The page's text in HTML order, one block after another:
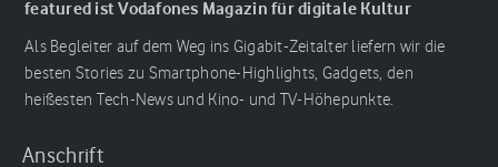
featured ist Vodafones Magazin für digitale Kultur
Als Begleiter auf dem Weg ins Gigabit-Zeitalter liefern wir die
besten Stories zu Smartphone-Highlights, Gadgets, den
heißesten Tech-News und Kino- und TV-Höhepunkte.
Anschrift